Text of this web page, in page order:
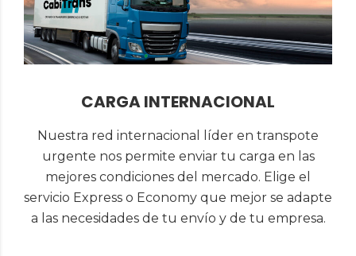
CARGA INTERNACIONAL
Nuestra red internacional líder en transpote
urgente nos permite enviar tu carga en las
mejores condiciones del mercado. Elige el
servicio Express o Economy que mejor se adapte
a las necesidades de tu envío y de tu empresa.